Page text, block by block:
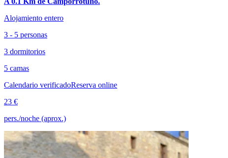
Alojamiento entero
3 - 5 personas
3 dormitorios
5 camas
Calendario verificadoReserva online
23 €
pers./noche (aprox.)